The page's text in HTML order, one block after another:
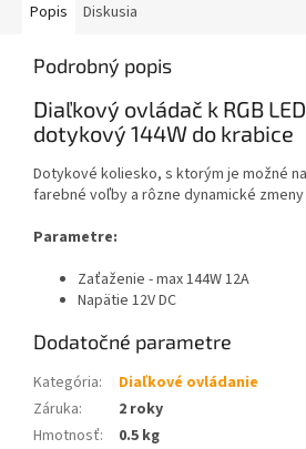
Popis Diskusia
Podrobný popis
Diaľkový ovládač k RGB
dotykový 144W do krabice
Dotykové koliesko, s ktorým je možné
farebné voľby a rôzne dynamické
Parametre:
Zaťaženie - max 144W 12A
Napätie 12V DC
Dodatočné parametre
Kategória:
Diaľkové ovládanie
Záruka:
2 roky
Hmotnosť:
0.5 kg